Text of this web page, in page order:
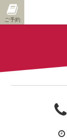
ご予約